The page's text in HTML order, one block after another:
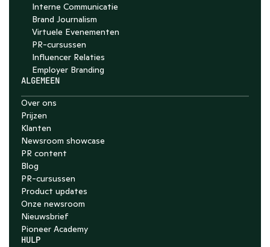
Interne Communicatie
Brand Journalism
Virtuele Evenementen
PR-cursussen
Influencer Relaties
Employer Branding
ALGEMEEN
Over ons
Prijzen
Klanten
Newsroom showcase
PR content
Blog
PR-cursussen
Product updates
Onze newsroom
Nieuwsbrief
Pioneer Academy
HULP